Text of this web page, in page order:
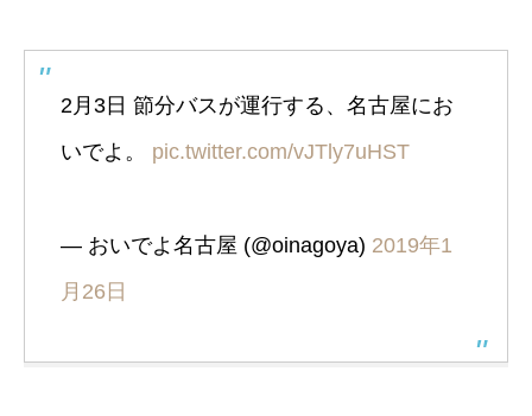
2月3日 節分バスが運行する、名古屋にお
いでよ。 pic.twitter.com/vJTly7uHST
— おいでよ名古屋 (@oinagoya) 2019年1
月26日